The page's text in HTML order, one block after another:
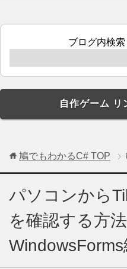
ブログ内検索
自作ゲーム リ
鳩でもわかるC# TOP
パソコンから
を確認する方
WindowsForms